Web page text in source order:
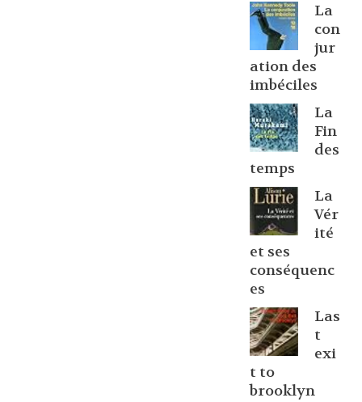
La
con
jur
ation des
imbéciles
La
Fin
des
temps
La
Vér
ité
et ses
conséquenc
es
Las
t
exi
t to
brooklyn